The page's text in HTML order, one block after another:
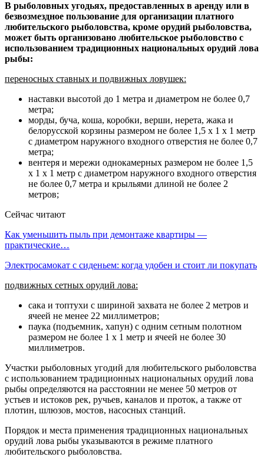
В рыболовных угодьях, предоставленных в аренду или в
безвозмездное пользование для организации платного
любительского рыболовства, кроме орудий рыболовства,
может быть организовано любительское рыболовство с
использованием традиционных национальных орудий лова
рыбы:
переносных ставных и подвижных ловушек:
наставки высотой до 1 метра и диаметром не более 0,7
метра;
морды, буча, коша, коробки, верши, нерета, жака и
белорусской корзины размером не более 1,5 х 1 х 1 метр
с диаметром наружного входного отверстия не более 0,7
метра;
вентеря и мережи однокамерных размером не более 1,5
х 1 х 1 метр с диаметром наружного входного отверстия
не более 0,7 метра и крыльями длиной не более 2
метров;
Сейчас читают
Как уменьшить пыль при демонтаже квартиры —
практические…
Электросамокат с сиденьем: когда удобен и стоит ли покупать
подвижных сетных орудий лова:
сака и топтухи с шириной захвата не более 2 метров и
ячеей не менее 22 миллиметров;
паука (подъемник, хапун) с одним сетным полотном
размером не более 1 x 1 метр и ячеей не более 30
миллиметров.
Участки рыболовных угодий для любительского рыболовства
с использованием традиционных национальных орудий лова
рыбы определяются на расстоянии не менее 50 метров от
устьев и истоков рек, ручьев, каналов и проток, а также от
плотин, шлюзов, мостов, насосных станций.
Порядок и места применения традиционных национальных
орудий лова рыбы указываются в режиме платного
любительского рыболовства.